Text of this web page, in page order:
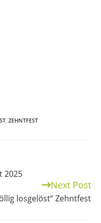
ZEHNTFEST
2025
Next Post
losgelöst“ Zehntfest